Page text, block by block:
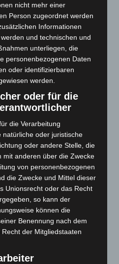
nicht mehr einer
Person zugeordnet werden
Informationen
und technischen und
unterliegen, die
personenbezogenen Daten
oder identifizierbaren
werden.
oder für die
die Verarbeitung
natürliche oder juristische
oder andere Stelle, die
mit anderen über die Zwecke
von personenbezogenen
die Zwecke und Mittel dieser
Unionsrecht oder das Recht
so kann der
können die
Benennung nach dem
der Mitgliedstaaten